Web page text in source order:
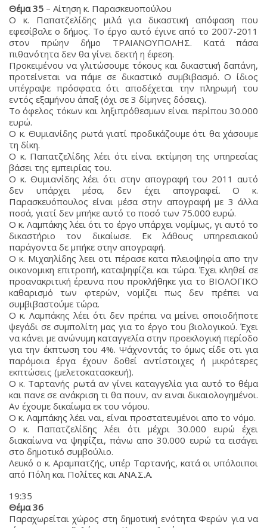
Θέμα 35 – Αίτηση κ. Παρασκευοπούλου
Ο κ. Παπατζελίδης μιλά για δικαστική απόφαση που
εφεσίβαλε ο δήμος. Το έργο αυτό έγινε από το 2007-2011
στον πρώην δήμο ΤΡΑΙΑΝΟΥΠΟΛΗΣ. Κατά πάσα
πιθανότητα δεν θα γίνει δεκτή η έφεση.
Προκειμένου να γλιτώσουμε τόκους και δικαστική δαπάνη,
προτείνεται να πάμε σε δικαστικό συμβιβασμό. Ο ίδιος
υπέγραψε πρόσφατα ότι αποδέχεται την πληρωμή του
εντός εξαμήνου άπαξ (όχι σε 3 δίμηνες δόσεις).
Το όφελος τόκων και ληξιπρόθεσμων είναι περίπου 30.000
ευρώ.
Ο κ. Θυμιανίδης ρωτά γιατί προδικάζουμε ότι θα χάσουμε
τη δίκη.
Ο κ. Παπατζελίδης λέει ότι είναι εκτίμηση της υπηρεσίας
βάσει της εμπειρίας του.
Ο κ. Θυμιανίδης λέει ότι στην απογραφή του 2011 αυτό
δεν υπάρχει μέσα, δεν έχει απογραφεί. Ο κ.
Παρασκευόπουλος είναι μέσα στην απογραφή με 3 άλλα
ποσά, γιατί δεν μπήκε αυτό το ποσό των 75.000 ευρώ.
Ο κ. Λαμπάκης λέει ότι το έργο υπάρχει νομίμως, γι αυτό το
δικαστήριο τον δικαίωσε. Εκ λάθους υπηρεσιακού
παράγοντα δε μπήκε στην απογραφή.
Ο κ. Μιχαηλίδης λεει οτι πέρασε κατα πλειοψηφία απο την
οικονομικη επιτροπή, καταψηφίζει και τώρα. Έχει κληθεί σε
προανακριτική έρευνα που προκλήθηκε για το ΒΙΟΛΟΓΙΚΟ
καθαρισμό των φτερών, νομίζει πως δεν πρέπει να
συμβιβαστούμε τώρα.
Ο κ. Λαμπάκης λέει ότι δεν πρέπει να μείνει οποιοδήποτε
ψεγάδι σε συμπολίτη μας για το έργο του βιολογικού. Έχει
να κάνει με ανώνυμη καταγγελία στην προεκλογική περίοδο
για την έκπτωση του 4%. Ψάχνοντάς το όμως είδε οτι για
παρόμοια έργα έχουν δοθεί αντίστοιχες ή μικρότερες
εκπτώσεις (μελετοκατασκευή).
Ο κ. Ταρτανής ρωτά αν γίνει καταγγελία για αυτό το θέμα
και πανε σε ανάκριση τι θα πουν, αν ειναι δικαιολογημένοι.
Αν έχουμε δικαίωμα εκ του νόμου.
Ο κ. Λαμπάκης λέει ναι, είναι προστατευμένοι απο το νόμο.
Ο κ. Παπατζελίδης λέει ότι μέχρι 30.000 ευρώ έχει
διακαίωνα να ψηφίζει, πάνω απο 30.000 ευρώ τα εισάγει
στο δημοτικό συμβούλιο.
Λευκό ο κ. Αραμπατζής, υπέρ Ταρτανής, κατά οι υπόλοιποι
από Πόλη και Πολίτες και ΑΝΑ.Σ.Α.
19:35
Θέμα 36
Παραχωρείται χώρος στη δημοτική ενότητα Φερών για να